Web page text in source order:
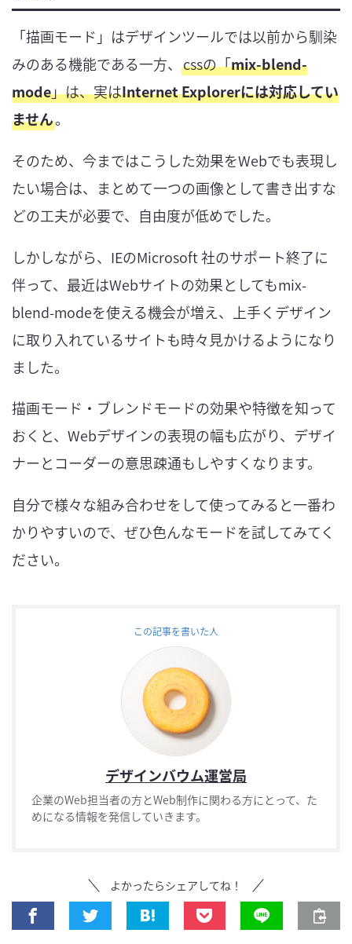
「描画モード」はデザインツールでは以前から馴染
みのある機能である一方、 cssの「mix-blend-
mode」は、実はInternet Explorerには対応してい
ません。
そのため、今まではこうした効果をWebでも表現し
たい場合は、まとめて一つの画像として書き出すな
どの工夫が必要で、自由度が低めでした。
しかしながら、IEのMicrosoft 社のサポート終了に
伴って、最近はWebサイトの効果としてもmix-
blend-modeを使える機会が増え、上手くデザイン
に取り入れているサイトも時々見かけるようになり
ました。
描画モード・ブレンドモードの効果や特徴を知って
おくと、Webデザインの表現の幅も広がり、デザイ
ナーとコーダーの意思疎通もしやすくなります。
自分で様々な組み合わせをして使ってみると一番わ
かりやすいので、ぜひ色んなモードを試してみてく
ださい。
この記事を書いた人
デザインバウム運営局
企業のWeb担当者の方とWeb制作に関わる方にとって、た
めになる情報を発信していきます。
よかったらシェアしてね！